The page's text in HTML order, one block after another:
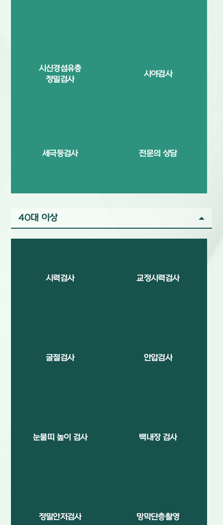
시신경섬유층
정밀검사
시야검사
세극등검사 전문의 상담
40대 이상
시력검사 교정시력검사
굴절검사 안압검사
눈물띠 높이 검사 백내장 검사
정밀안저검사 망막단층촬영